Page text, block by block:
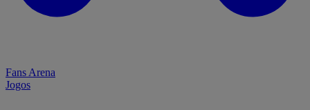
Fans Arena
Jogos